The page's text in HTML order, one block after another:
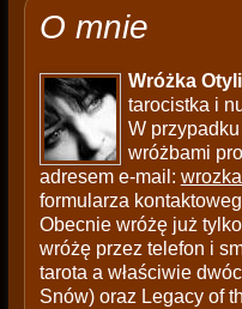
O mnie
Wróżka
tarocistka i
W
wróżbami
adresem e-mail:
formularza
Obecnie wróżę już
wróżę przez telefon i
tarota a właściwie
Snów) oraz Legacy of